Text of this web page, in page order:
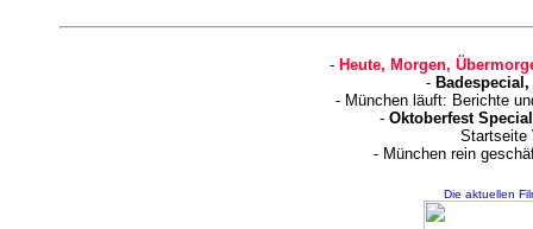
- Heute, Morgen,
-
- München läuft: Berichte
- Oktoberfest Special
Startseite
- München rein
Die aktuellen